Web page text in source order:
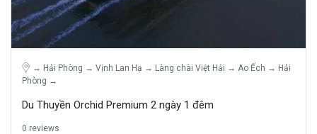
→ Hải Phòng → Vịnh Lan Hạ → Làng chài Việt Hải → Ao Ếch → Hải
Phòng →
Du Thuyền Orchid Premium 2 ngày 1 đêm
0 reviews